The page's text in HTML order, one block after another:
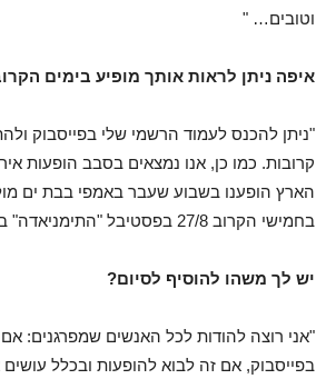
וטובים… "
איפה ניתן לראות אותך מופיע בימים
"ניתן להכנס לעמוד הרשמי שלי בפייסבוק
קרובות. כמו כן, אנו נמצאים בסבב הופעות
בחמישי הקרוב 27/8 בפסטיבל "התימניאדה" באילת."
יש לך משהו להוסיף לסיום?
"אני רוצה להודות לכל האנשים שמפרגנים:
בפייסבוק, אם זה לבוא להופעות ובכלל